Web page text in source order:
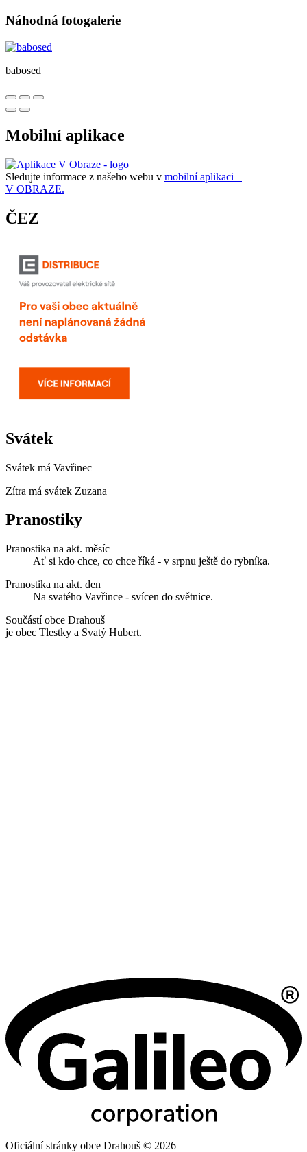
Náhodná fotogalerie
babosed
Mobilní aplikace
Sledujte informace z našeho webu v mobilní aplikaci –
V OBRAZE.
ČEZ
Svátek
Svátek má Vavřinec
Zítra má svátek Zuzana
Pranostiky
Pranostika na akt. měsíc
Ať si kdo chce, co chce říká - v srpnu ještě do rybníka.
Pranostika na akt. den
Na svatého Vavřince - svícen do světnice.
Součástí obce Drahouš
je obec Tlestky a Svatý Hubert.
Oficiální stránky obce Drahouš © 2026